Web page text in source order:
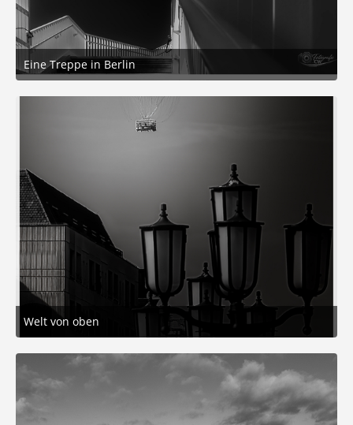
Eine Treppe in Berlin
5. Februar 2026 um 18:37
4
Welt von oben
1. Februar 2026 um 17:02
8